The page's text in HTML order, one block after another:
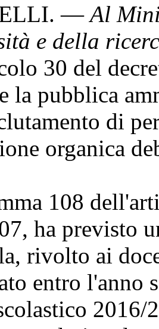
. — Al
e della
del
la pubblica
di
organica
108
ha previsto
rivolto ai
entro l'anno
2016/